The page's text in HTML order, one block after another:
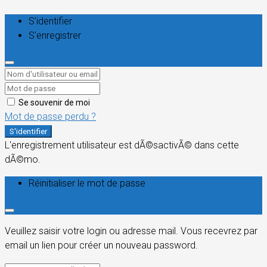
S'identifier
S'enregistrer
Se souvenir de moi
Mot de passe perdu ?
S'identifier
L'enregistrement utilisateur est dÃ©sactivÃ© dans cette
dÃ©mo.
Réinitialiser le mot de passe
Veuillez saisir votre login ou adresse mail. Vous recevrez par
email un lien pour créer un nouveau password.